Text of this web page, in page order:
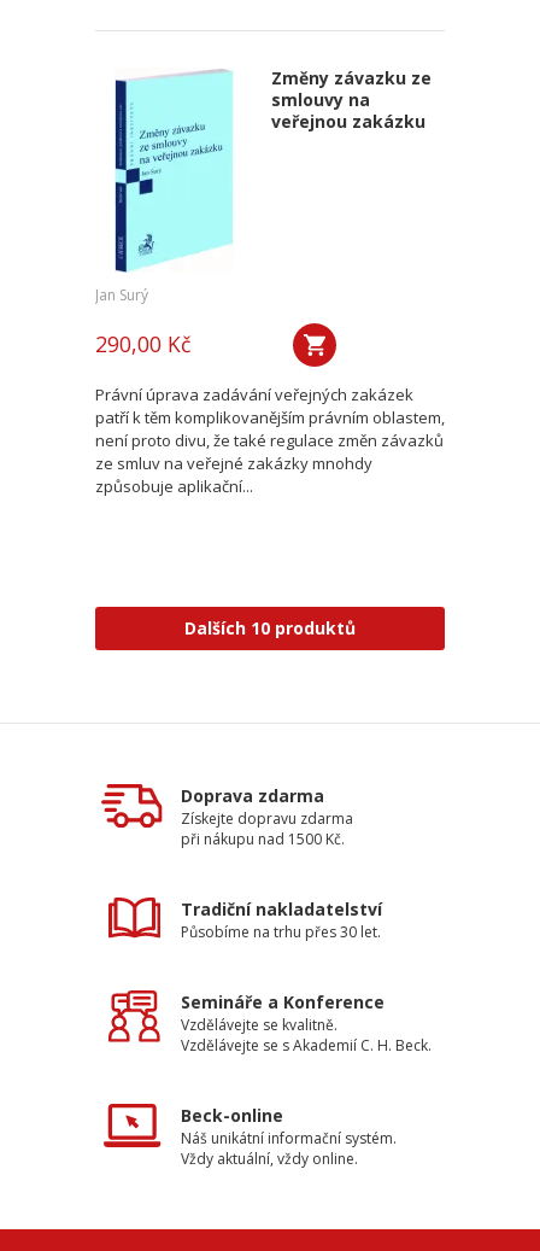
Změny závazku ze
smlouvy na
veřejnou zakázku
Jan Surý
290,00 Kč
Právní úprava zadávání veřejných zakázek
patří k těm komplikovanějším právním oblastem,
není proto divu, že také regulace změn závazků
ze smluv na veřejné zakázky mnohdy
způsobuje aplikační...
Dalších 10 produktů
Doprava zdarma
Získejte dopravu zdarma
při nákupu nad 1500 Kč.
Tradiční nakladatelství
Působíme na trhu přes 30 let.
Semináře a Konference
Vzdělávejte se kvalitně.
Vzdělávejte se s Akademií C. H. Beck.
Beck-online
Náš unikátní informační systém.
Vždy aktuální, vždy online.